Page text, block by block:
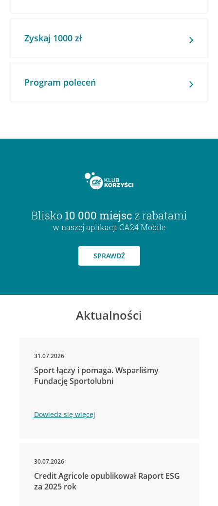
Zyskaj 1000 zł
Program poleceń
Blisko 10 000 miejsc z rabatami
w naszej aplikacji CA24 Mobile
SPRAWDŹ
Aktualności
31.07.2026
Sport łączy i pomaga. Wsparliśmy
Fundację Sportolubni
Dowiedz się więcej
30.07.2026
Credit Agricole opublikował Raport ESG
za 2025 rok